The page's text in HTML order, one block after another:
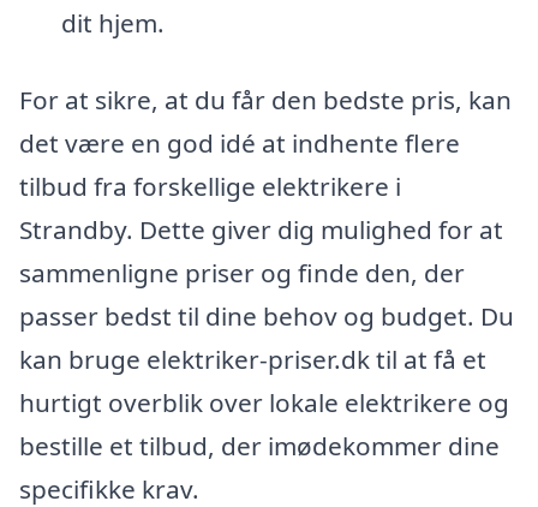
dit hjem.
For at sikre, at du får den bedste pris, kan
det være en god idé at indhente flere
tilbud fra forskellige elektrikere i
Strandby. Dette giver dig mulighed for at
sammenligne priser og finde den, der
passer bedst til dine behov og budget. Du
kan bruge elektriker-priser.dk til at få et
hurtigt overblik over lokale elektrikere og
bestille et tilbud, der imødekommer dine
specifikke krav.